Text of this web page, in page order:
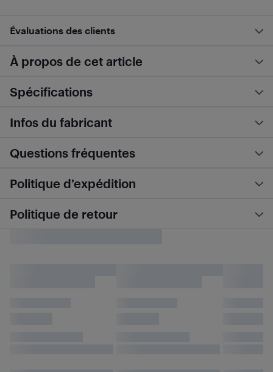
Évaluations des clients
À propos de cet article
Spécifications
Infos du fabricant
Questions fréquentes
Politique d’expédition
Politique de retour